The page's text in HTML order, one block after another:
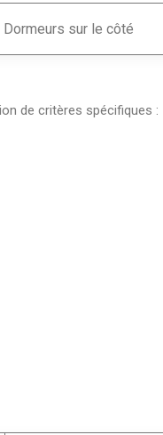
Dormeurs sur le côté
de critères spécifiques :